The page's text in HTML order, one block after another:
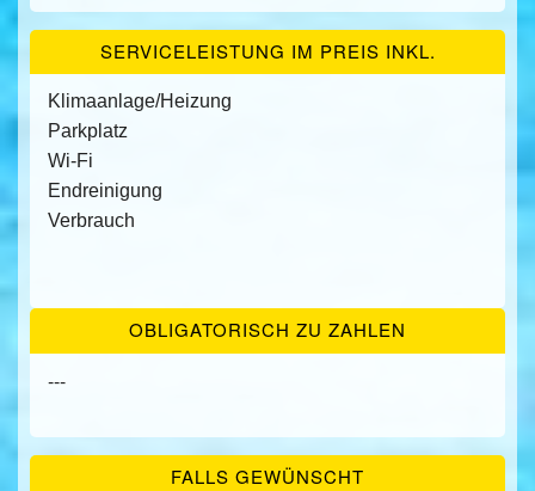
SERVICELEISTUNG IM PREIS INKL.
Klimaanlage/Heizung
Parkplatz
Wi-Fi
Endreinigung
Verbrauch
OBLIGATORISCH ZU ZAHLEN
---
FALLS GEWÜNSCHT